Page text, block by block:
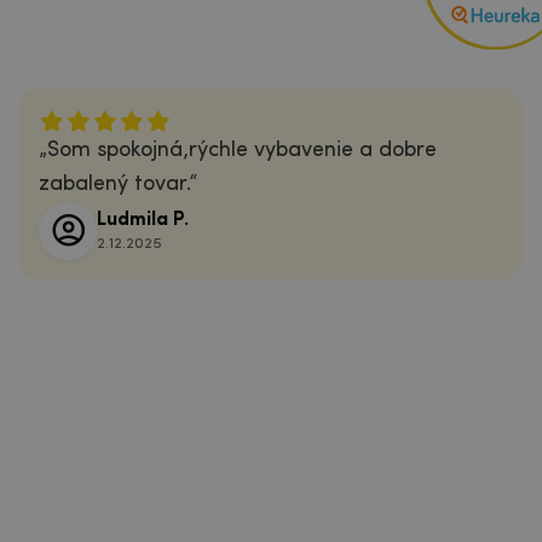
Som spokojná,rýchle vybavenie a dobre
zabalený tovar.
Ludmila P.
2.12.2025